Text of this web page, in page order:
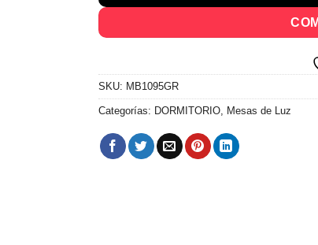
SKU: MB1095GR
Categorías: DORMITORIO, Mesas de Luz